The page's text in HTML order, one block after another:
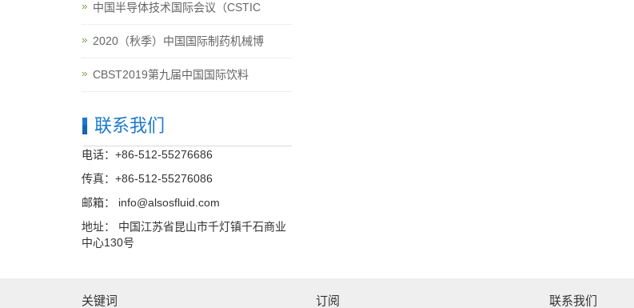
中国半导体技术国际会议（CSTIC
2020（秋季）中国国际制药机械博
CBST2019第九届中国国际饮料
联系我们
电话：+86-512-55276686
传真：+86-512-55276086
邮箱：
info@alsosfluid.com
地址： 中国江苏省昆山市千灯镇千石商业
中心130号
关键词 订阅 联系我们